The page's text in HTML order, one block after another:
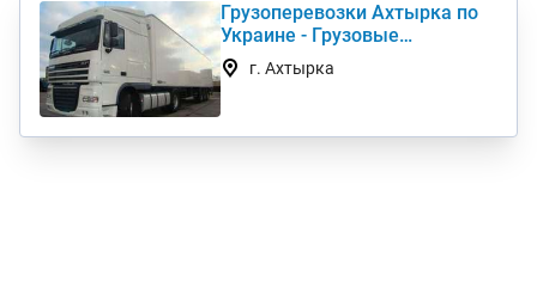
Грузоперевозки Ахтырка по
Украине - Грузовые
автоперевозки дешево
г. Ахтырка